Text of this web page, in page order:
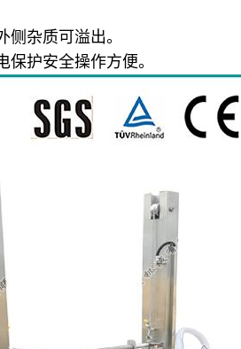
杂质可溢出。
护安全操作方便。